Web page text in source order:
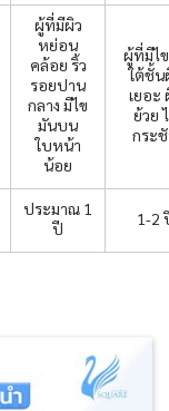
ผู้ที่มีผิว
หย่อน
คล้อย ริ้ว
รอยปาน
กลาง มีไข
มันบน
ใบหน้า
น้อย
ผู้ที่มีไ
ใต้ชั้น
เยอะ
ย้วย
กระ
ประมาณ 1
ปี
1-2